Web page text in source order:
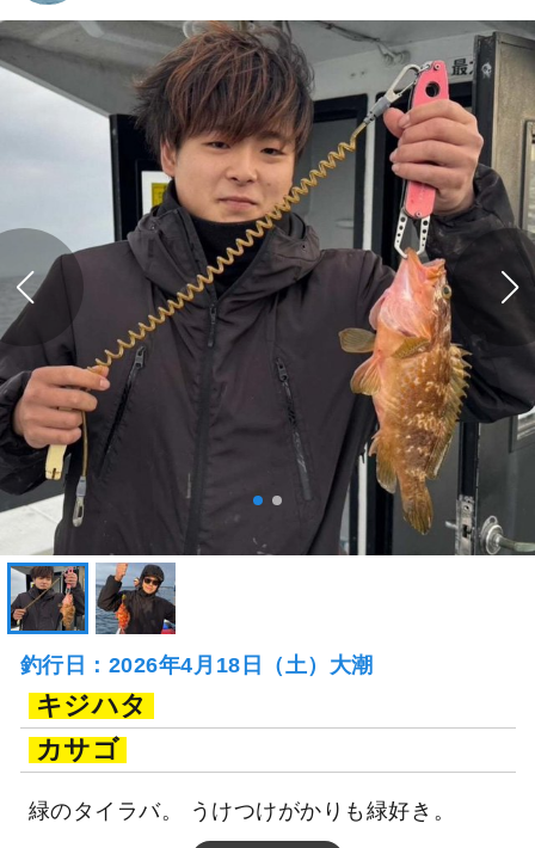
釣行日：2026年4月18日（土）大潮
キジハタ
カサゴ
緑のタイラバ。 うけつけがかりも緑好き。